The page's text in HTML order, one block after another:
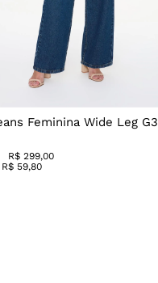
Feminina Wide Leg G3
R$ 299,00
R$ 59,80